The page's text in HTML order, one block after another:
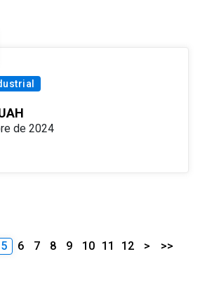
de 2024
5 6 7 8 9 10 11 12 > >>